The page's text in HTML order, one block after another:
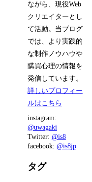
ながら、現役Web
クリエイターとし
て活動。当ブログ
では、より実践的
な制作ノウハウや
購買心理の情報を
発信しています。
詳しいプロフィー
ルはこちら
instagram:
@uwagaki
Twitter: @is8
facebook: @is8jp
タグ